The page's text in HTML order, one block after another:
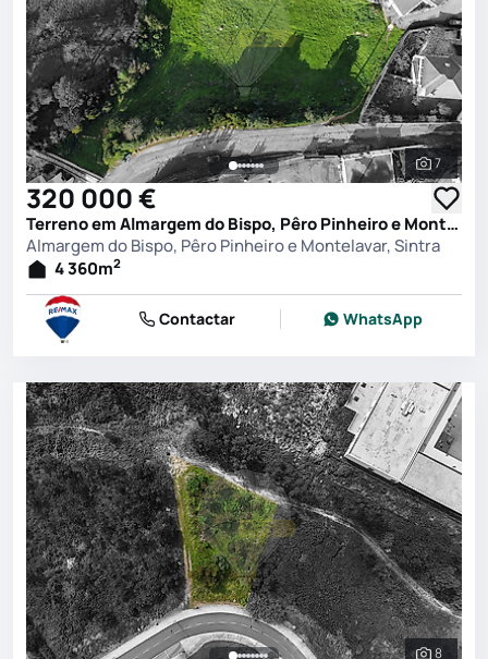
Ver
7
320 000 €
Terreno em Almargem do Bispo, Pêro Pinheiro e Montelavar, Sintra
Almargem do Bispo, Pêro Pinheiro e Montelavar, Sintra
4 360m2
Contactar WhatsApp
8